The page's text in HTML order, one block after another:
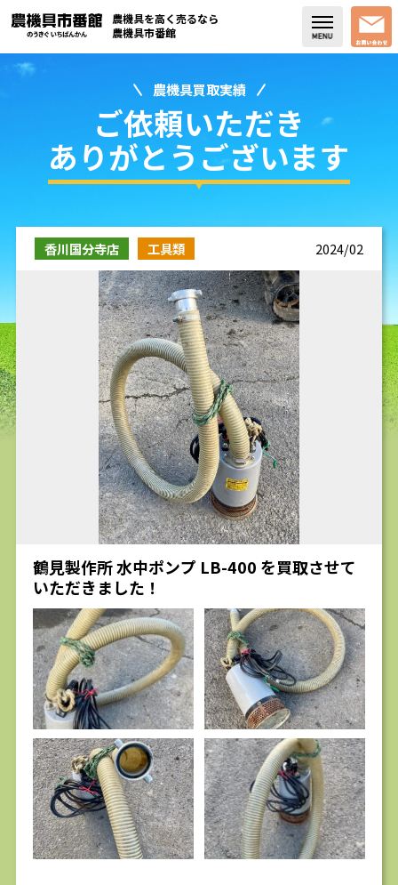
買取実績
コラム・スタッフブログ
取り扱い商品
販売中の農機具
よく頂く質問
お問い合わせ
農機具を高く売るなら
農機具市番館
農機具買取実績
ご依頼いただき
ありがとうございます
香川国分寺店 工具類 2024/02
鶴見製作所 水中ポンプ LB-400 を買取させて
いただきました！